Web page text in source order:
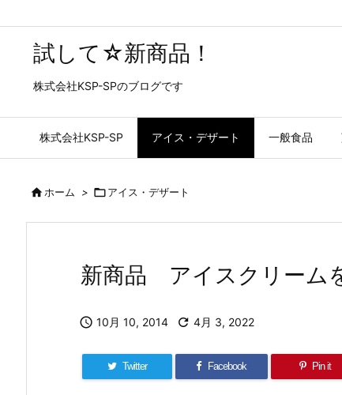
試して☆新商品！
株式会社KSP-SPのブログです
株式会社KSP-SP アイス・デザート 一般食品
ホーム > アイス・デザート
新商品 アイスクリーム
 10月 10, 2014  4月 3, 2022
Twitter Facebook Pin it